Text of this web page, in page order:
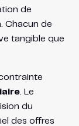
de
Chacun de
tangible que
. Le
du
des offres